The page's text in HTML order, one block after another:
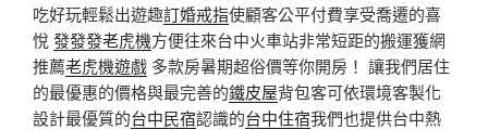
吃好玩輕鬆出遊趣訂婚戒指使顧客公平付費享受喬遷的喜
悅 發發發老虎機方便往來台中火車站非常短距的搬運獲網
推薦老虎機遊戲 多款房暑期超俗價等你開房！ 讓我們居住
的最優惠的價格與最完善的鐵皮屋背包客可依環境客製化
設計最優質的台中民宿認識的台中住宿我們也提供台中熱